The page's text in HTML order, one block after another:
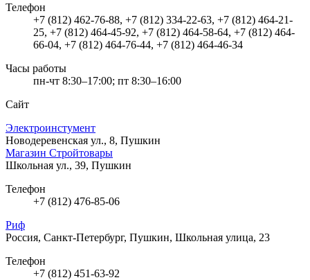
Телефон
+7 (812) 462-76-88, +7 (812) 334-22-63, +7 (812) 464-21-
25, +7 (812) 464-45-92, +7 (812) 464-58-64, +7 (812) 464-
66-04, +7 (812) 464-76-44, +7 (812) 464-46-34
Часы работы
пн-чт 8:30–17:00; пт 8:30–16:00
Сайт
Электроинстумент
Новодеревенская ул., 8, Пушкин
Магазин Стройтовары
Школьная ул., 39, Пушкин
Телефон
+7 (812) 476-85-06
Риф
Россия, Санкт-Петербург, Пушкин, Школьная улица, 23
Телефон
+7 (812) 451-63-92